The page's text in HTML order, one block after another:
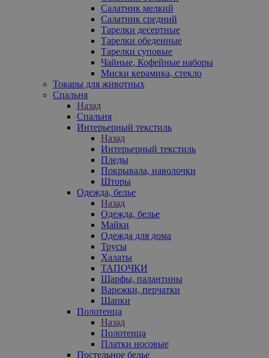
Салатник мелкий
Салатник средний
Тарелки десертные
Тарелки обеденные
Тарелки суповые
Чайные, Кофейные наборы
Миски керамика, стекло
Товары для животных
Спальня
Назад
Спальня
Интерьерный текстиль
Назад
Интерьерный текстиль
Пледы
Покрывала, наволочки
Шторы
Одежда, белье
Назад
Одежда, белье
Майки
Одежда для дома
Трусы
Халаты
ТАПОЧКИ
Шарфы, палантины
Варежки, перчатки
Шапки
Полотенца
Назад
Полотенца
Платки носовые
Постельное белье